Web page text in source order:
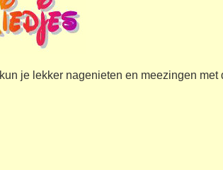
je lekker nagenieten en meezingen met